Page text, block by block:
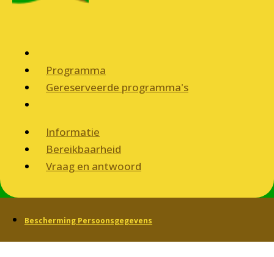
Programma
Gereserveerde programma's
Informatie
Bereikbaarheid
Vraag en antwoord
Bescherming Persoonsgegevens